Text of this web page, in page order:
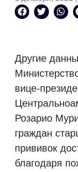
Другие
вице-
Розарио
граждан
прививок
благодаря